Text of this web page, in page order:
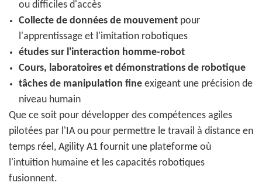
ou difficiles d'accès
Collecte de données de mouvementpour
l'apprentissage et l'imitation robotiques
études sur l'interaction homme-robot
Cours, laboratoires et démonstrations de robotique
tâches de manipulation fineexigeant une précision de
niveau humain
Que ce soit pour développer des compétences agiles
pilotées par l'IA ou pour permettre le travail à distance en
temps réel, Agility A1 fournit une plateforme où
l'intuition humaine et les capacités robotiques
fusionnent.